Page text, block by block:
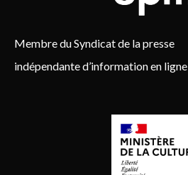
Membre du Syndicat de la presse
indépendante d’information en ligne